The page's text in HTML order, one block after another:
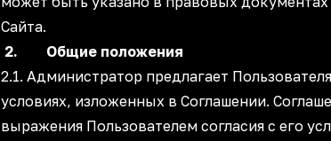
Сайта.
2. Общие положения
2.1. Администратор предлагает
условиях, изложенных в Соглашении.
выражения Пользователем согласия с его